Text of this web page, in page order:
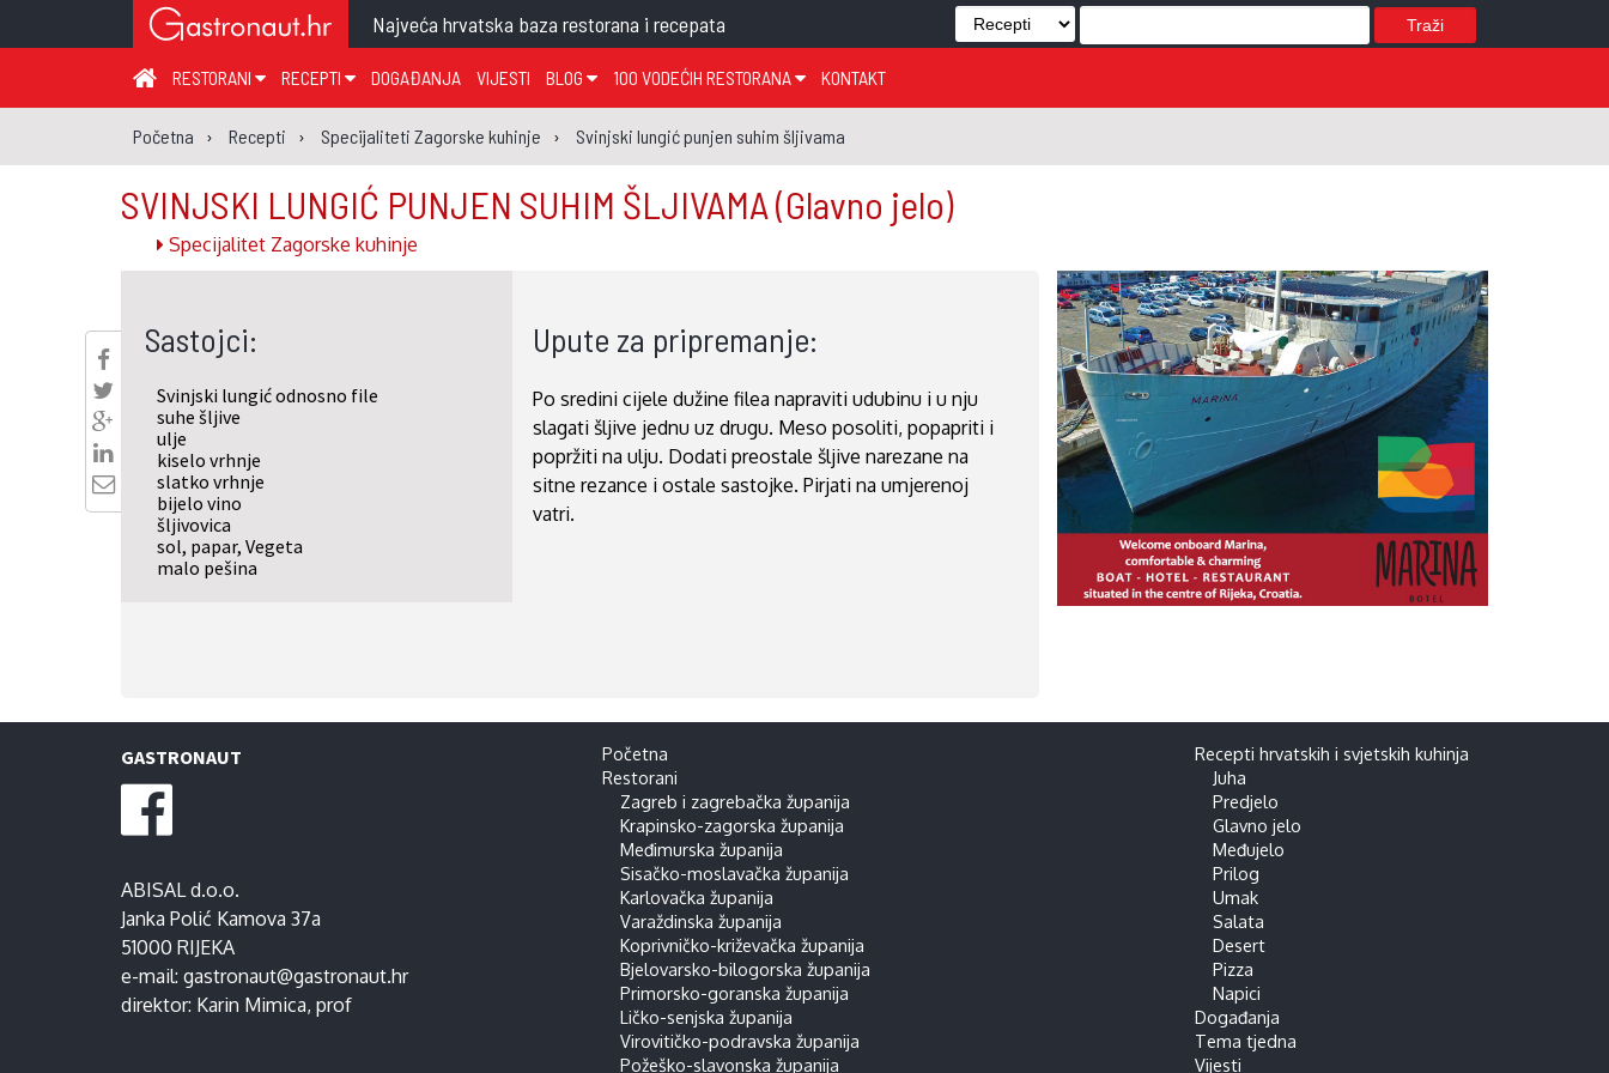
Najveća hrvatska baza restorana i recepata Traži
RESTORANI
ZAGREB I ZAGREBAČKA ŽUPANIJA
KRAPINSKO-ZAGORSKA ŽUPANIJA
MEĐIMURSKA ŽUPANIJA
SISAČKO-MOSLAVAČKA ŽUPANIJA
KARLOVAČKA ŽUPANIJA
VARAŽDINSKA ŽUPANIJA
KOPRIVNIČKO-KRIŽEVAČKA ŽUPANIJA
VIROVITIČKO-PODRAVSKA ŽUPANIJA
POŽEŠKO-SLAVONSKA ŽUPANIJA
OSJEČKO-BARANJSKA ŽUPANIJA
ŠIBENSKO-KNINSKA ŽUPANIJA
VUKOVARSKO-SRIJEMSKA ŽUPANIJA
SPLITSKO-DALMATINSKA ŽUPANIJA
ISTARSKA ŽUPANIJA
DUBROVAČKO-NERETVANSKA ŽUPANIJA
RECEPTI
JUHA
PREDJELO
GLAVNO JELO
MEĐUJELO
PRILOG
UMAK
SALATA
DOGAĐANJA VIJESTI BLOG
TEMA TJEDNA
ZANIMLJIVOSTI
KLUB
GASTRO REGIJE
100 VODEĆIH RESTORANA
GLASANJE KNJIGE
KONTAKT
Početna Recepti Specijaliteti Zagorske kuhinje Svinjski lungić punjen suhim šljivama
SVINJSKI LUNGIĆ PUNJEN SUHIM ŠLJIVAMA(Glavno jelo)
Specijalitet Zagorske kuhinje
Sastojci:
Svinjski lungić odnosno file
suhe šljive
ulje
kiselo vrhnje
slatko vrhnje
bijelo vino
šljivovica
sol, papar, Vegeta
malo pešina
Upute za pripremanje:
Po sredini cijele dužine filea napraviti udubinu i u nju
slagati šljive jednu uz drugu. Meso posoliti, popapriti i
popržiti na ulju. Dodati preostale šljive narezane na
sitne rezance i ostale sastojke. Pirjati na umjerenoj
vatri.
GASTRONAUT
ABISAL d.o.o.
Janka Polić Kamova 37a
51000 RIJEKA
e-mail: gastronaut@gastronaut.hr
direktor: Karin Mimica, prof
Početna
Restorani
Zagreb i zagrebačka županija
Krapinsko-zagorska županija
Međimurska županija
Sisačko-moslavačka županija
Karlovačka županija
Varaždinska županija
Koprivničko-križevačka županija
Bjelovarsko-bilogorska županija
Primorsko-goranska županija
Ličko-senjska županija
Virovitičko-podravska županija
Požeško-slavonska županija
Recepti hrvatskih i svjetskih kuhinja
Juha
Predjelo
Glavno jelo
Međujelo
Prilog
Umak
Salata
Desert
Pizza
Napici
Događanja
Tema tjedna
Vijesti